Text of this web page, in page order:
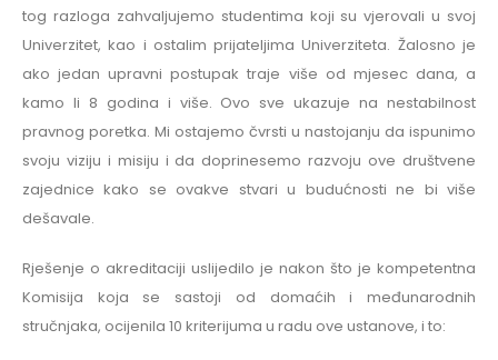
tog razloga zahvaljujemo studentima koji su vjerovali u svoj
Univerzitet, kao i ostalim prijateljima Univerziteta. Žalosno je
ako jedan upravni postupak traje više od mjesec dana, a
kamo li 8 godina i više. Ovo sve ukazuje na nestabilnost
pravnog poretka. Mi ostajemo čvrsti u nastojanju da ispunimo
svoju viziju i misiju i da doprinesemo razvoju ove društvene
zajednice kako se ovakve stvari u budućnosti ne bi više
dešavale.
Rješenje o akreditaciji uslijedilo je nakon što je kompetentna
Komisija koja se sastoji od domaćih i međunarodnih
stručnjaka, ocijenila 10 kriterijuma u radu ove ustanove, i to: